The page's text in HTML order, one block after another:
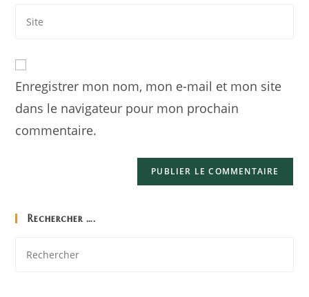
Enregistrer mon nom, mon e-mail et mon site
dans le navigateur pour mon prochain
commentaire.
Rechercher ….